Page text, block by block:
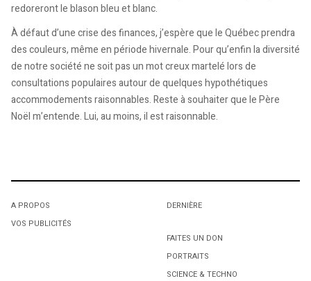
redoreront le blason bleu et blanc.
À défaut d’une crise des finances, j’espère que le Québec prendra
des couleurs, même en période hivernale. Pour qu’enfin la diversité
de notre société ne soit pas un mot creux martelé lors de
consultations populaires autour de quelques hypothétiques
accommodements raisonnables. Reste à souhaiter que le Père
Noël m’entende. Lui, au moins, il est raisonnable.
A PROPOS
VOS PUBLICITÉS
DERNIÈRE
FAITES UN DON
PORTRAITS
SCIENCE & TECHNO